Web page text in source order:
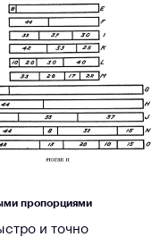
пропорциями
и точно